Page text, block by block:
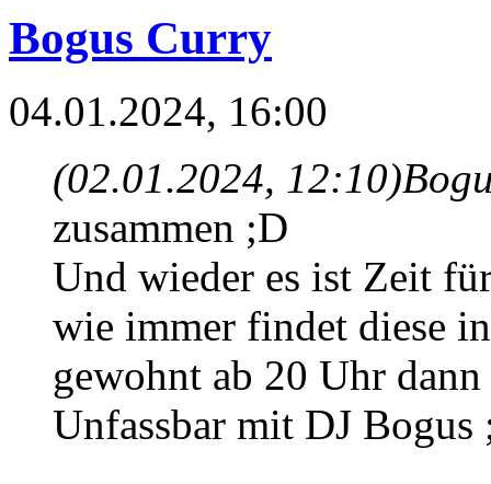
Bogus Curry
04.01.2024, 16:00
(02.01.2024, 12:10)
zusammen ;D
Und wieder es ist Zeit
wie immer findet diese
gewohnt ab 20 Uhr
Unfassbar mit DJ Bogus